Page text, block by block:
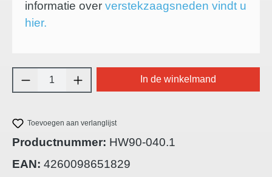
informatie over verstekzaagsneden vindt u
hier.
Producthoeveelheid: Voer de gewenste
In de winkelmand
Toevoegen aan verlanglijst
Productnummer: HW90-040.1
EAN: 4260098651829